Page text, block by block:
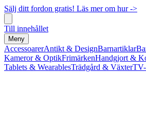
Sälj ditt fordon gratis! Läs mer om hur ->
Till innehållet
Meny
AccessoarerAntikt & DesignBarnartiklar
Kameror & OptikFrimärkenHandgjort &
Tablets & WearablesTrädgård & Växter